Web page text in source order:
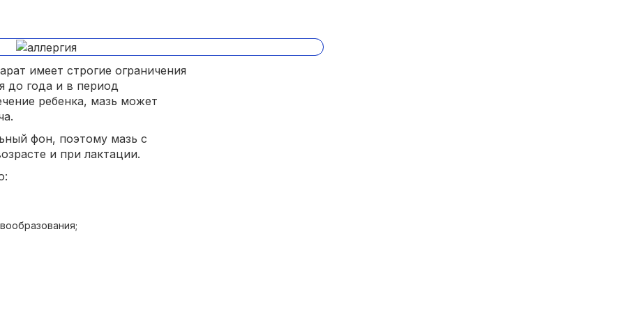
имеет строгие ограничения
до года и в период
ребенка, мазь может
фон, поэтому мазь с
и при лактации.